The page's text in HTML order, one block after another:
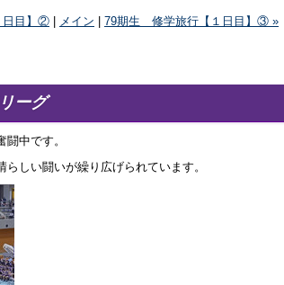
日目】② メイン 79期生 修学旅行【１日目】③ »
ーグ
中です。
しい闘いが繰り広げられています。